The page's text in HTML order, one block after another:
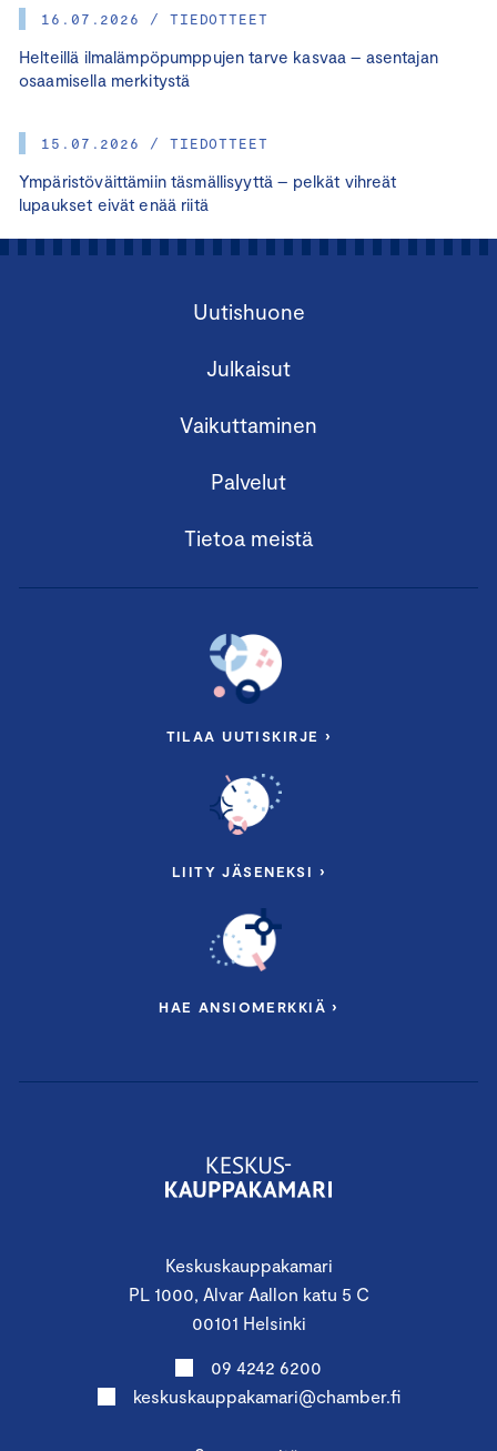
16.07.2026 / TIEDOTTEET
Helteillä ilmalämpöpumppujen tarve kasvaa – asentajan
osaamisella merkitystä
15.07.2026 / TIEDOTTEET
Ympäristöväittämiin täsmällisyyttä – pelkät vihreät
lupaukset eivät enää riitä
Keskuskauppakamari
PL 1000, Alvar Aallon katu 5 C
00101 Helsinki
09 4242 6200
keskuskauppakamari@chamber.fi
Uutishuone
Julkaisut
Vaikuttaminen
Palvelut
Tietoa meistä
TILAA UUTISKIRJE ›
LIITY JÄSENEKSI ›
HAE ANSIOMERKKIÄ ›